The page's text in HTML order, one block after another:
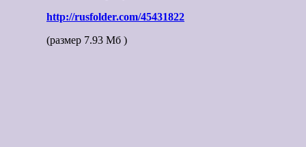
http://rusfolder.com/45431822
(размер 7.93 Мб )